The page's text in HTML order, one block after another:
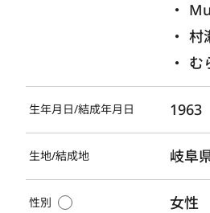
村
む
生年月日/結成年月日 1963
生地/結成地 岐阜
性別 女性